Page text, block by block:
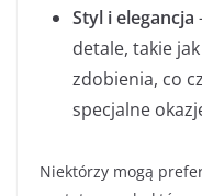
Styl i elegancja
detale, takie
zdobienia, co
specjalne
Niektórzy mogą